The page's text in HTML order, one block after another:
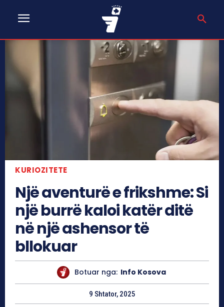
KURIOZITETE
Një aventurë e frikshme: Si
një burrë kaloi katër ditë
në një ashensor të
bllokuar
Botuar nga: Info Kosova
9 Shtator, 2025